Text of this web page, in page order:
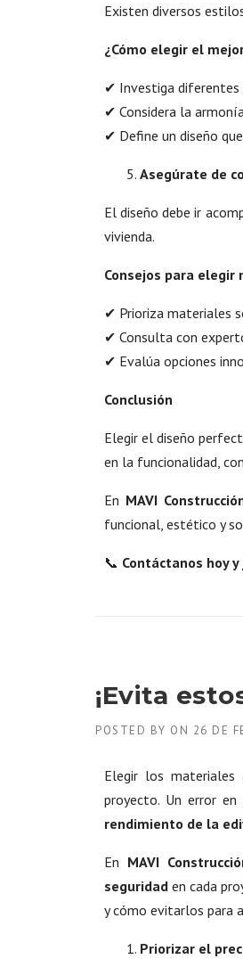
Existen diversos
¿Cómo elegir el
✔ Investiga diferentes
✔ Considera la
✔ Define un diseño
Asegúrate de
El diseño debe ir
vivienda.
Consejos para elegir
✔ Prioriza materiales
✔ Consulta con
✔ Evalúa opciones
Conclusión
Elegir el diseño
en la funcionalidad,
En MAVI
funcional, estético y
📞 Contáctanos hoy
¡Evita
POSTED BY ON 26 DE
Elegir los materiales
proyecto. Un error en
rendimiento de la
En MAVI
seguridad en cada
y cómo evitarlos para
Priorizar el